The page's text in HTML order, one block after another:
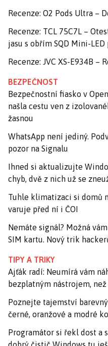
Recenze: O2 Pods Ultra –
Recenze: TCL 75C7L –
jasu s obřím SQD Mini-
Recenze: JVC XS-E934B –
BEZPEČNOST
Bezpečnostní fiasko v
našla cestu ven z
žasnou
WhatsApp není jediný.
pozor na Signalu
Ihned si aktualizujte
chyb, dvě z nich už se
Tuhle klimatizaci si domů
varuje před ní i ČOI
Nemáte signál? Možná
SIM kartu. Nový trik
TIPY A TRIKY
Ajťák radí: Neumírá vám
bezplatným nástrojem,
Poznejte tajemství
černé, oranžové a modré
Programátor si řekl dost a